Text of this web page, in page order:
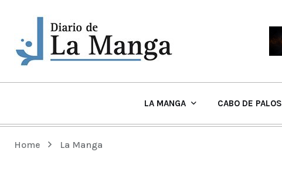
LA MANGA CABO DE PALOS
Home La Manga